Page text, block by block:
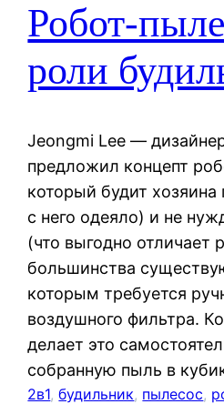
Робот-
роли
Jeongmi Lee —
предложил концепт
который будит хозяина
с него одеяло) и не
(что выгодно отличает
большинства
которым требуется
воздушного фильтра.
делает это
собранную пыль в
2в1, будильник, пылесос,